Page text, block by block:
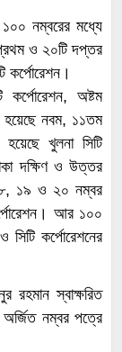
১০০ নম্বরের মধ্যে
ও ২০টি দপ্তর
কর্পোরেশন।
অষ্টম
হয়েছে নবম, ১১তম
খুলনা সিটি
দক্ষিণ ও উত্তর
১৯ ও ২০ নম্বর
আর ১০০
কর্পোরেশনের
রহমান স্বাক্ষরিত
অর্জিত নম্বর পত্রে